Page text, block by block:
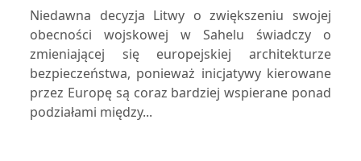
Niedawna decyzja Litwy o zwiększeniu swojej
obecności wojskowej w Sahelu świadczy o
zmieniającej się europejskiej architekturze
bezpieczeństwa, ponieważ inicjatywy kierowane
przez Europę są coraz bardziej wspierane ponad
podziałami między...